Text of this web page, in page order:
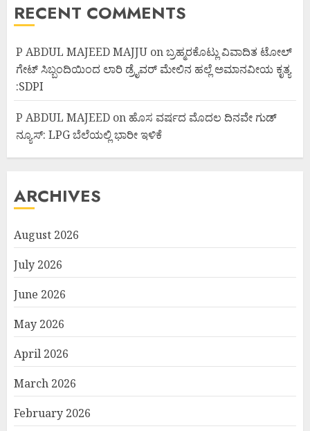
RECENT COMMENTS
P ABDUL MAJEED MAJJU onಬ್ರಹ್ಮರಕೊಟ್ಲು ವಿವಾದಿತ ಟೋಲ್
ಗೇಟ್ ಸಿಬ್ಬಂದಿಯಿಂದ ಲಾರಿ ಡ್ರೈವರ್ ಮೇಲಿನ ಹಲ್ಲೆ ಅಮಾನವೀಯ ಕೃತ್ಯ
:SDPI
P ABDUL MAJEED on ಹೊಸ ವರ್ಷದ ಮೊದಲ ದಿನವೇ ಗುಡ್
ನ್ಯೂಸ್: LPG ಬೆಲೆಯಲ್ಲಿ ಭಾರೀ ಇಳಿಕೆ
ARCHIVES
August 2026
July 2026
June 2026
May 2026
April 2026
March 2026
February 2026